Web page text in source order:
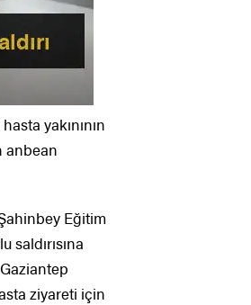
yakınının
anbean
Eğitim
saldırısına
ziyareti için